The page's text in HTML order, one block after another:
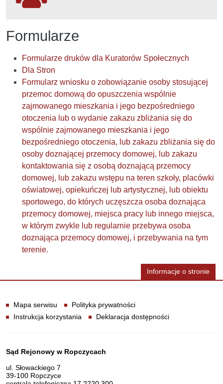
Formularze
Formularze druków dla Kuratorów Społecznych
Dla Stron
Formularz wniosku o zobowiązanie osoby stosującej
przemoc domową do opuszczenia wspólnie
zajmowanego mieszkania i jego bezpośredniego
otoczenia lub o wydanie zakazu zbliżania się do
wspólnie zajmowanego mieszkania i jego
bezpośredniego otoczenia, lub zakazu zbliżania się do
osoby doznającej przemocy domowej, lub zakazu
kontaktowania się z osobą doznającą przemocy
domowej, lub zakazu wstępu na teren szkoły, placówki
oświatowej, opiekuńczej lub artystycznej, lub obiektu
sportowego, do których uczęszcza osoba doznająca
przemocy domowej, miejsca pracy lub innego miejsca,
w którym zwykle lub regularnie przebywa osoba
doznająca przemocy domowej, i przebywania na tym
terenie.
Informacje o stronie
Mapa serwisu
Polityka prywatności
Instrukcja korzystania
Deklaracja dostępności
Dane teleadresowe
Sąd Rejonowy w Ropczycach
ul. Słowackiego 7
39-100 Ropczyce